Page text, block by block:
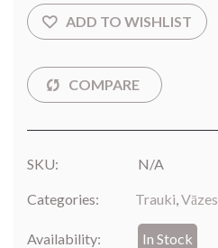
SKU: N/A
Categories: Trauki,Vāzes
Availability: In Stock